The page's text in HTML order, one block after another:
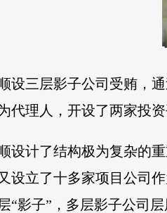
设三层影子公司受贿，
代理人，开设了两家投
设计了结构极为复杂的
设立了十多家项目公司
“影子”，多层影子公司层